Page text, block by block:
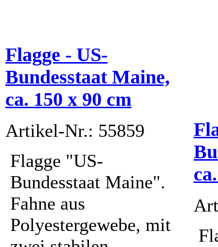
Flagge - US-
Bundesstaat Maine,
ca. 150 x 90 cm
Artikel-Nr.: 55859
Flagge "US-
Bundesstaat Maine".
Fahne aus
Polyestergewebe, mit